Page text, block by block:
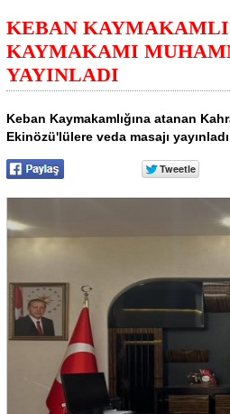
KEBAN
KAYMAKAMI
YAYINLADI
Keban Kaymakamlığına atanan
Ekinözü'lülere veda masajı yayınladı